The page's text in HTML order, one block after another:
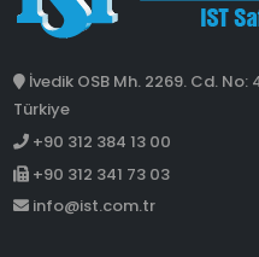
İvedik OSB Mh. 2269. Cd.
Türkiye
+90 312 384 13 00
+90 312 341 73 03
info@ist.com.tr